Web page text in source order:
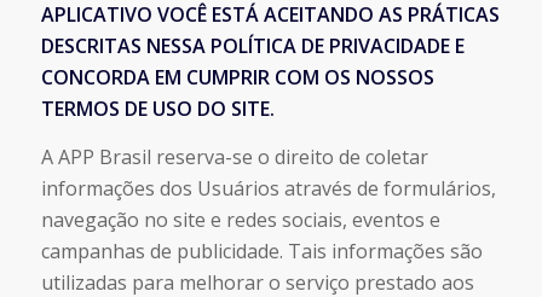
APLICATIVO VOCÊ ESTÁ ACEITANDO AS PRÁTICAS
DESCRITAS NESSA POLÍTICA DE PRIVACIDADE E
CONCORDA EM CUMPRIR COM OS NOSSOS
TERMOS DE USO DO SITE.
A APP Brasil reserva-se o direito de coletar
informações dos Usuários através de formulários,
navegação no site e redes sociais, eventos e
campanhas de publicidade. Tais informações são
utilizadas para melhorar o serviço prestado aos